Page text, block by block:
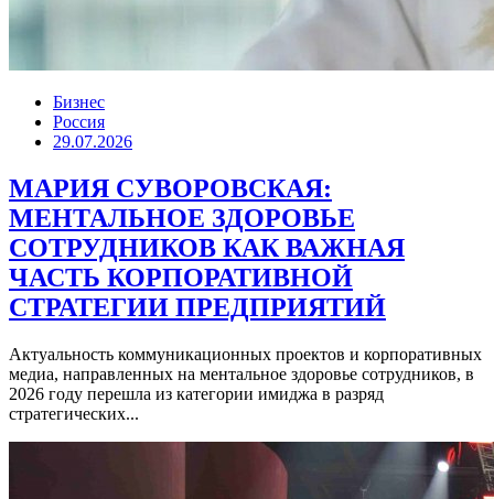
Бизнес
Россия
29.07.2026
МАРИЯ СУВОРОВСКАЯ:
МЕНТАЛЬНОЕ ЗДОРОВЬЕ
СОТРУДНИКОВ КАК ВАЖНАЯ
ЧАСТЬ КОРПОРАТИВНОЙ
СТРАТЕГИИ ПРЕДПРИЯТИЙ
Актуальность коммуникационных проектов и корпоративных
медиа, направленных на ментальное здоровье сотрудников, в
2026 году перешла из категории имиджа в разряд
стратегических...